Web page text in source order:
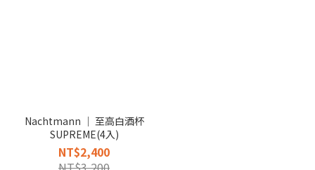
Nachtmann │ 至高白酒杯
SUPREME(4入)
NT$2,400